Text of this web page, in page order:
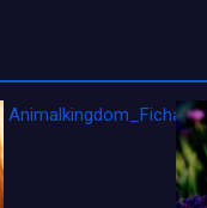
Animalkingdom_FichaCine